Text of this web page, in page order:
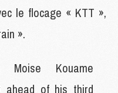
le flocage « KTT »,
».
Moise Kouame
ahead of his third